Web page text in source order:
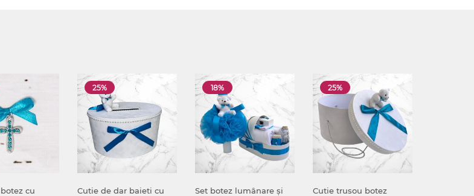
cu
25%
Cutie de dar baieti cu
18%
Set botez lumânare și
25%
Cutie trusou botez